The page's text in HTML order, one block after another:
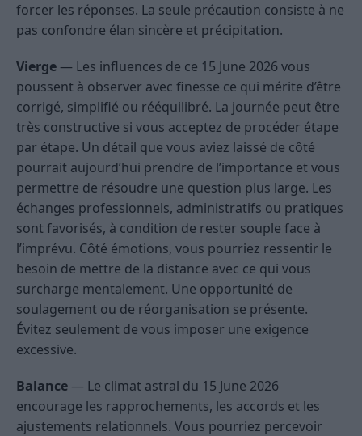
forcer les réponses. La seule précaution consiste à ne
pas confondre élan sincère et précipitation.
Vierge — Les influences de ce 15 June 2026 vous
poussent à observer avec finesse ce qui mérite d’être
corrigé, simplifié ou rééquilibré. La journée peut être
très constructive si vous acceptez de procéder étape
par étape. Un détail que vous aviez laissé de côté
pourrait aujourd’hui prendre de l’importance et vous
permettre de résoudre une question plus large. Les
échanges professionnels, administratifs ou pratiques
sont favorisés, à condition de rester souple face à
l’imprévu. Côté émotions, vous pourriez ressentir le
besoin de mettre de la distance avec ce qui vous
surcharge mentalement. Une opportunité de
soulagement ou de réorganisation se présente.
Évitez seulement de vous imposer une exigence
excessive.
Balance — Le climat astral du 15 June 2026
encourage les rapprochements, les accords et les
ajustements relationnels. Vous pourriez percevoir